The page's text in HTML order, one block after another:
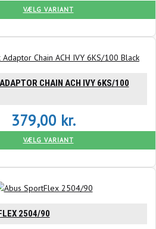
VÆLG VARIANT
CHAIN ACH IVY 6KS/100
379,00 kr.
VÆLG VARIANT
2504/90